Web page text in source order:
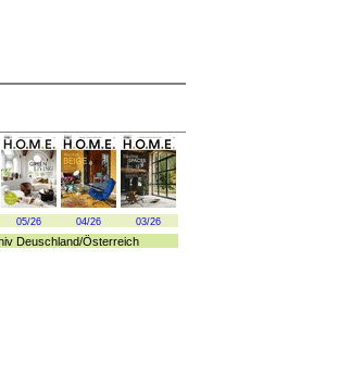
05/26 04/26 03/26
Deuschland/Österreich